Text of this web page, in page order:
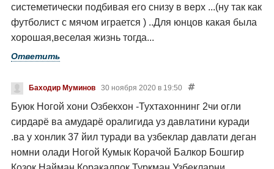
системетически подбивая его снизу в верх ...(ну так как
футболист с мячом играется ) ..Для юнцов какая была
хорошая,веселая жизнь тогда...
Ответить
Баходир Муминов 30 ноября 2020 в 19:50
Буюк Ногой хони Озбекхон -Тухтахоннинг 2чи огли
сирдарё ва амударё оралигида уз давлатини куради
.ва у хонлик 37 йил туради ва узбеклар давлати деган
номни олади Ногой Кумык Корачой Балкор Бошгир